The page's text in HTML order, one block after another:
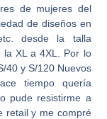
de mujeres del
de diseños en
desde la talla
XL a 4XL. Por lo
40 y S/120 Nuevos
tiempo quería
pude resistirme a
retail y me compré